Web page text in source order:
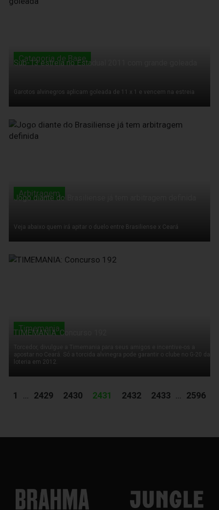
Categoria de Base
Sub-13 estreia no Estadual 2011 com grande goleada
Garotos alvinegros aplicam goleada de 11 x 1 e vencem na estreia
13 de Março de 2011
Arbitragem
Jogo diante do Brasiliense já tem arbitragem definida
Veja abaixo quem irá apitar o duelo entre Brasiliense x Ceará
13 de Março de 2011
Timemania
TIMEMANIA: Concurso 192
apostar no Ceará. Só a torcida alvinegra pode garantir o clube no G-20 da
loteria em 2012.
1 ... 2429 2430 2431 2432 2433 ... 2596